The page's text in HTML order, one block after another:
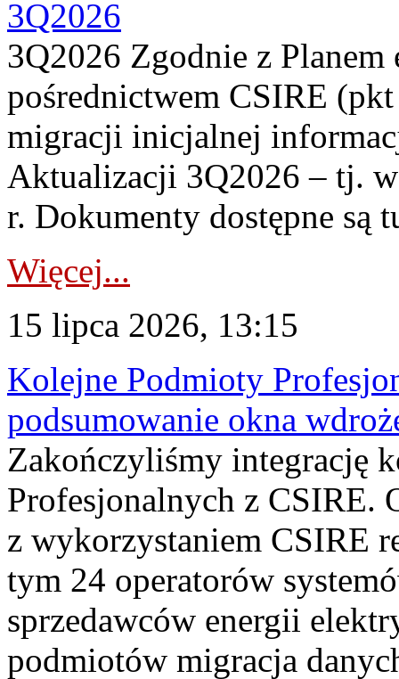
3Q2026
3Q2026 Zgodnie z
pośrednictwem CSIRE
migracji inicjalnej
Aktualizacji 3Q2026 – tj.
r. Dokumenty dostępne są
Więcej...
15 lipca 2026, 13:15
Kolejne Podmioty
podsumowanie okna
Zakończyliśmy integrację
Profesjonalnych z CSIRE.
z wykorzystaniem CSIRE
tym 24 operatorów
sprzedawców energii
podmiotów migracja